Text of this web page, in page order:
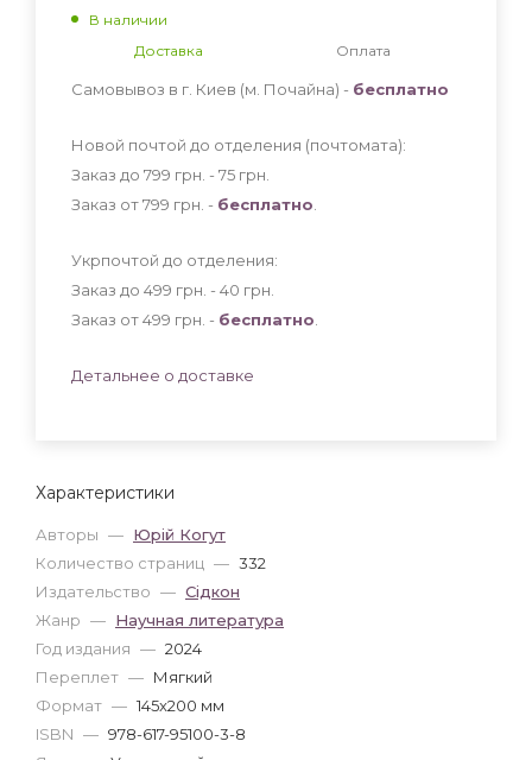
Характеристики
Авторы — Юрій Когут
Количество страниц — 332
Издательство — Сідкон
Жанр — Научная литература
Год издания — 2024
Переплет — Мягкий
Формат — 145x200 мм
ISBN — 978-617-95100-3-8
В наличии
Доставка
Оплата
Самовывоз в г. Киев (м. Почайна) - бесплатно
Новой почтой до отделения (почтомата):
Заказ до 799 грн. - 75 грн
Заказ от 799 грн. - бесплатно
Укрпочтой до отделения:
Заказ до 499 грн. - 40 грн
Заказ от 499 грн. - бесплатно
Детальнее о доставке